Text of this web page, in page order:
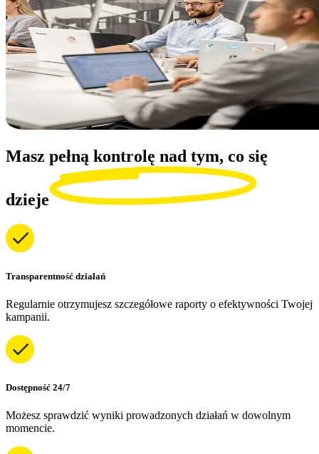
Masz pełną kontrolę nad tym, co się
dzieje
Transparentność działań
Regularnie otrzymujesz szczegółowe raporty o efektywności Twojej
kampanii.
Dostępność 24/7
Możesz sprawdzić wyniki prowadzonych działań w dowolnym
momencie.